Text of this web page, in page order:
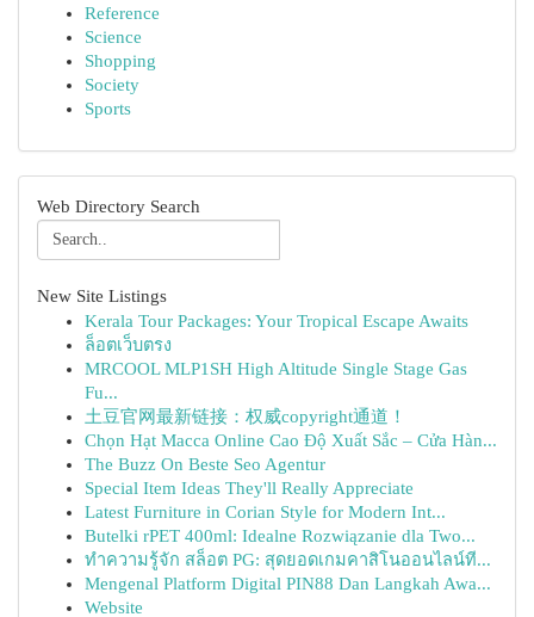
Reference
Science
Shopping
Society
Sports
Web Directory Search
New Site Listings
Kerala Tour Packages: Your Tropical Escape Awaits
ล็อตเว็บตรง
MRCOOL MLP1SH High Altitude Single Stage Gas
Fu...
土豆官网最新链接：权威copyright通道！
Chọn Hạt Macca Online Cao Độ Xuất Sắc – Cửa Hàn...
The Buzz On Beste Seo Agentur
Special Item Ideas They'll Really Appreciate
Latest Furniture in Corian Style for Modern Int...
Butelki rPET 400ml: Idealne Rozwiązanie dla Two...
ทำความรู้จัก สล็อต PG: สุดยอดเกมคาสิโนออนไลน์ที...
Mengenal Platform Digital PIN88 Dan Langkah Awa...
Website